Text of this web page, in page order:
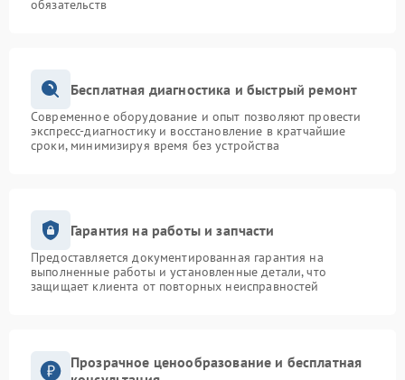
обязательств
Бесплатная диагностика и быстрый ремонт
Современное оборудование и опыт позволяют провести
экспресс-диагностику и восстановление в кратчайшие
сроки, минимизируя время без устройства
Гарантия на работы и запчасти
Предоставляется документированная гарантия на
выполненные работы и установленные детали, что
защищает клиента от повторных неисправностей
Прозрачное ценообразование и бесплатная